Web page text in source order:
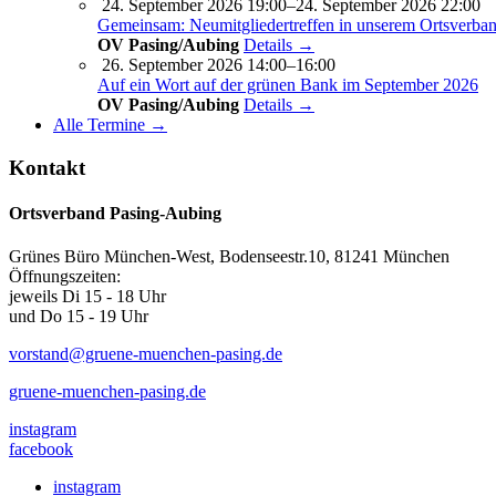
24. September 2026 19:00–24. September 2026 22:00
Gemeinsam: Neumitgliedertreffen in unserem
OV Pasing/Aubing Details →
26. September 2026 14:00–16:00
Auf ein Wort auf der grünen Bank im September 2026
OV Pasing/Aubing Details →
Alle Termine →
Kontakt
Ortsverband Pasing-Aubing
Grünes Büro München-West, Bodenseestr.10, 81241 München
Öffnungszeiten:
jeweils Di 15 - 18 Uhr
und Do 15 - 19 Uhr
vorstand@gruene-muenchen-pasing.de
gruene-muenchen-pasing.de
instagram
facebook
instagram